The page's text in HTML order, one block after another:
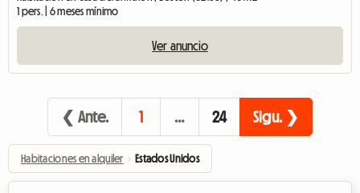
1 pers. | 6 meses mínimo
Ver anuncio
❮ Ante. 1 … 24 Sigu. ❯
Habitaciones en alquiler › Estados Unidos